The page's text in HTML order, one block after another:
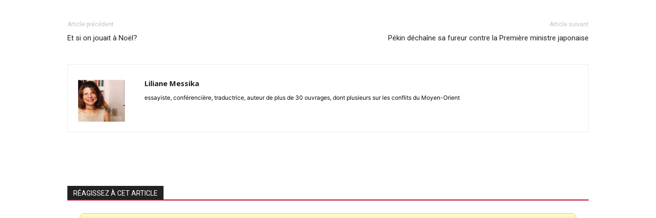
Article précédent
Et si on jouait à Noël?
Article suivant
Pékin déchaîne sa fureur contre la Première ministre japonaise
Liliane Messika
essayiste, conférencière, traductrice, auteur de plus de 30 ouvrages, dont plusieurs sur les conflits du Moyen-Orient
RÉAGISSEZ À CET ARTICLE